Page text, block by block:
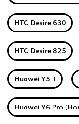
HTC Desire 630
HTC Desire 825
Huawei Y5 II
Huawei Y6 Pro